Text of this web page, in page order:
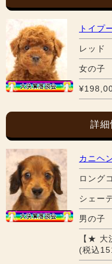
トイプ
レッド
女の子
詳細
カニヘ
ロング
シェー
男の子
【★ 大
(税込